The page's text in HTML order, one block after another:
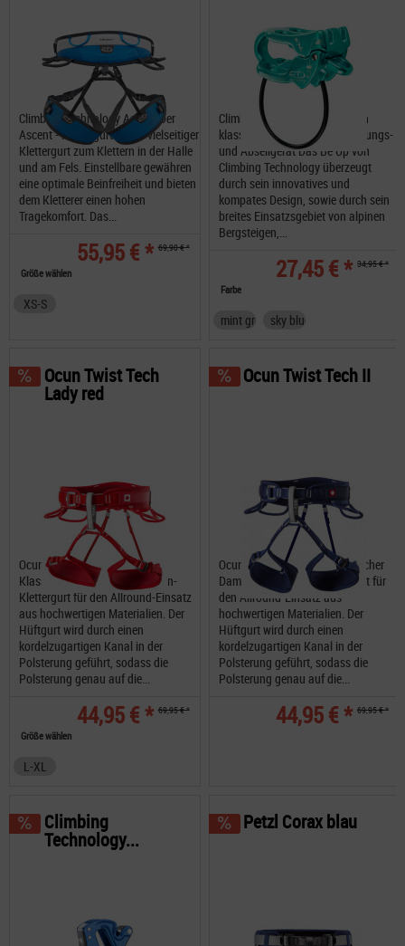
Climbing Technology Ascent Der
Ascent - Klettergurt ist ein vielseitiger
Klettergurt zum Klettern in der Halle
und am Fels. Einstellbare gewähren
eine optimale Beinfreiheit und bieten
dem Kletterer einen hohen
Tragekomfort. Das...
55,95 € * 69,90 € *
Größe wählen
XS-S
Climbing Technology Be Up ein
klassisches Mehrzweck-Sicherungs-
und Abseilgerät Das Be Up von
Climbing Technology überzeugt
durch sein innovatives und
kompates Design, sowie durch sein
breites Einsatzsgebiet von alpinen
Bergsteigen,...
27,45 € * 34,95 € *
Farbe
mint greensky blue
Ocun Twist Tech Lady ein
Klassischer Damen-3-Schnallen-
Klettergurt für den Allround-Einsatz
aus hochwertigen Materialien. Der
Hüftgurt wird durch einen
kordelzugartigen Kanal in der
Polsterung geführt, sodass die
Polsterung genau auf die...
44,95 € * 69,95 € *
Ocun Twist Tech
Lady red
Größe wählen
L-XL
Ocun Twist Tech II ein Klassischer
Damen-3-Schnallen-Klettergurt für
den Allround-Einsatz aus
hochwertigen Materialien. Der
Hüftgurt wird durch einen
kordelzugartigen Kanal in der
Polsterung geführt, sodass die
Polsterung genau auf die...
44,95 € * 69,95 € *
Ocun Twist Tech II
Climbing
Technology...
Petzl Corax blau